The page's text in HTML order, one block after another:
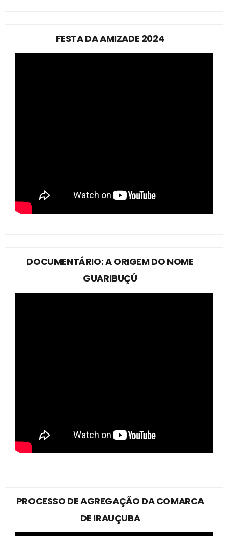
FESTA DA AMIZADE 2024
DOCUMENTÁRIO: A ORIGEM DO NOME
GUARIBUÇÚ
PROCESSO DE AGREGAÇÃO DA COMARCA
DE IRAUÇUBA